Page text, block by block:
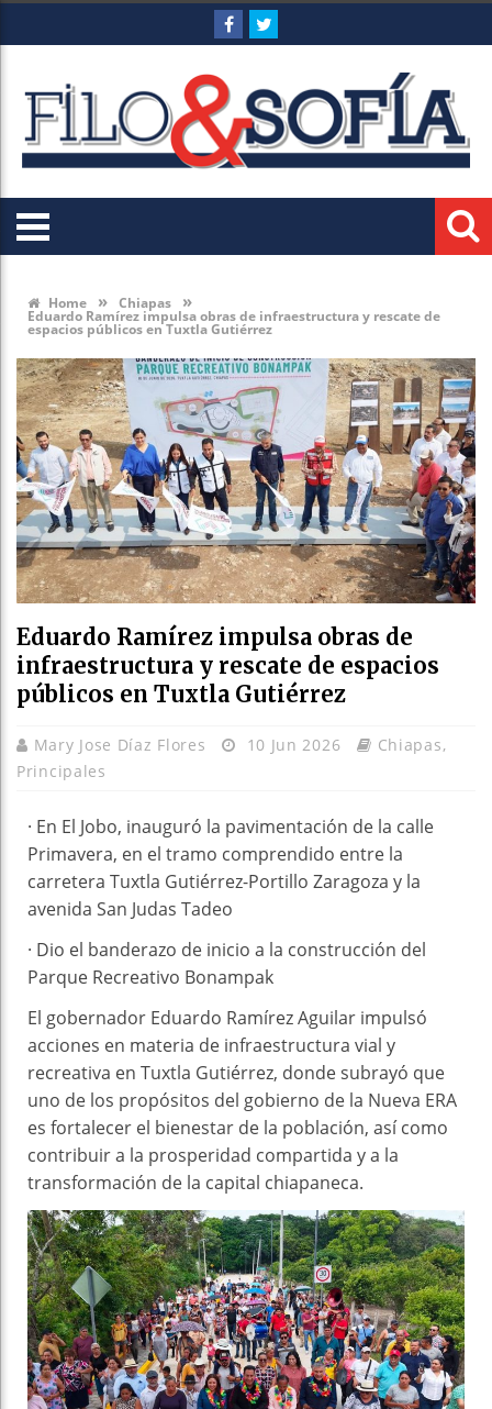
Home » Chiapas »
Eduardo Ramírez impulsa obras de infraestructura y rescate de
espacios públicos en Tuxtla Gutiérrez
Eduardo Ramírez impulsa obras de
infraestructura y rescate de espacios
públicos en Tuxtla Gutiérrez
Mary Jose Díaz Flores 10 Jun 2026 Chiapas,
Principales
· En El Jobo, inauguró la pavimentación de la calle
Primavera, en el tramo comprendido entre la
carretera Tuxtla Gutiérrez-Portillo Zaragoza y la
avenida San Judas Tadeo
· Dio el banderazo de inicio a la construcción del
Parque Recreativo Bonampak
El gobernador Eduardo Ramírez Aguilar impulsó
acciones en materia de infraestructura vial y
recreativa en Tuxtla Gutiérrez, donde subrayó que
uno de los propósitos del gobierno de la Nueva ERA
es fortalecer el bienestar de la población, así como
contribuir a la prosperidad compartida y a la
transformación de la capital chiapaneca.